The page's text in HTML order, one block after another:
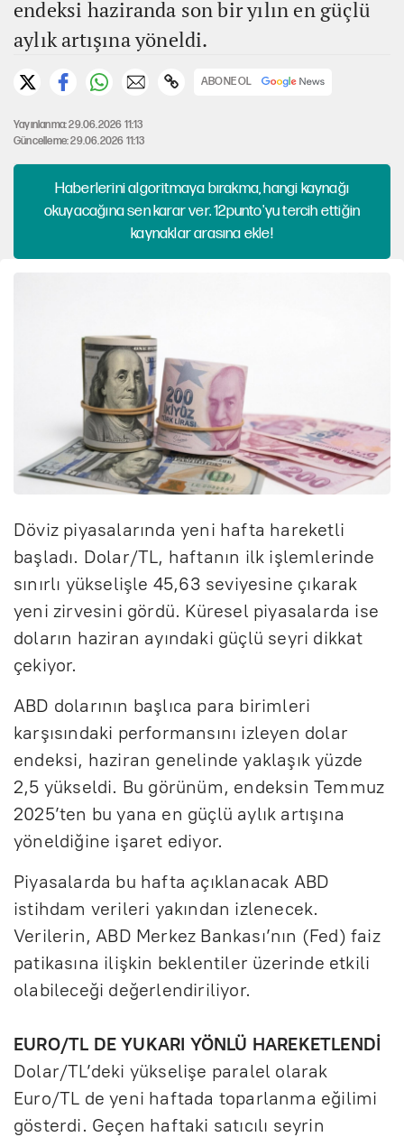
endeksi haziranda son bir yılın en güçlü
aylık artışına yöneldi.
ABONE OL
Yayınlanma: 29.06.2026 11:13
Güncelleme: 29.06.2026 11:13
Haberlerini algoritmaya bırakma, hangi kaynağı
okuyacağına sen karar ver. 12punto'yu tercih ettiğin
kaynaklar arasına ekle!
Döviz piyasalarında yeni hafta hareketli
başladı. Dolar/TL, haftanın ilk işlemlerinde
sınırlı yükselişle 45,63 seviyesine çıkarak
yeni zirvesini gördü. Küresel piyasalarda ise
doların haziran ayındaki güçlü seyri dikkat
çekiyor.
ABD dolarının başlıca para birimleri
karşısındaki performansını izleyen dolar
endeksi, haziran genelinde yaklaşık yüzde
2,5 yükseldi. Bu görünüm, endeksin Temmuz
2025’ten bu yana en güçlü aylık artışına
yöneldiğine işaret ediyor.
Piyasalarda bu hafta açıklanacak ABD
istihdam verileri yakından izlenecek.
Verilerin, ABD Merkez Bankası’nın (Fed) faiz
patikasına ilişkin beklentiler üzerinde etkili
olabileceği değerlendiriliyor.
EURO/TL DE YUKARI YÖNLÜ HAREKETLENDİ
Dolar/TL’deki yükselişe paralel olarak
Euro/TL de yeni haftada toparlanma eğilimi
gösterdi. Geçen haftaki satıcılı seyrin